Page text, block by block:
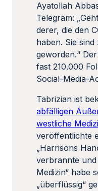
Ayatollah
Telegram:
derer, die den
haben. Sie
geworden.“
fast 210.000
Social-Media-
Tabrizian ist
abfälligen
westliche
veröffentlichte
„Harrisons
verbrannte und
Medizin“ habe
„überflüssig“